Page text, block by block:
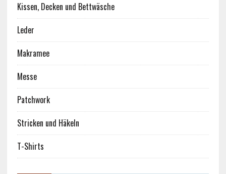
Kissen, Decken und Bettwäsche
Leder
Makramee
Messe
Patchwork
Stricken und Häkeln
T-Shirts